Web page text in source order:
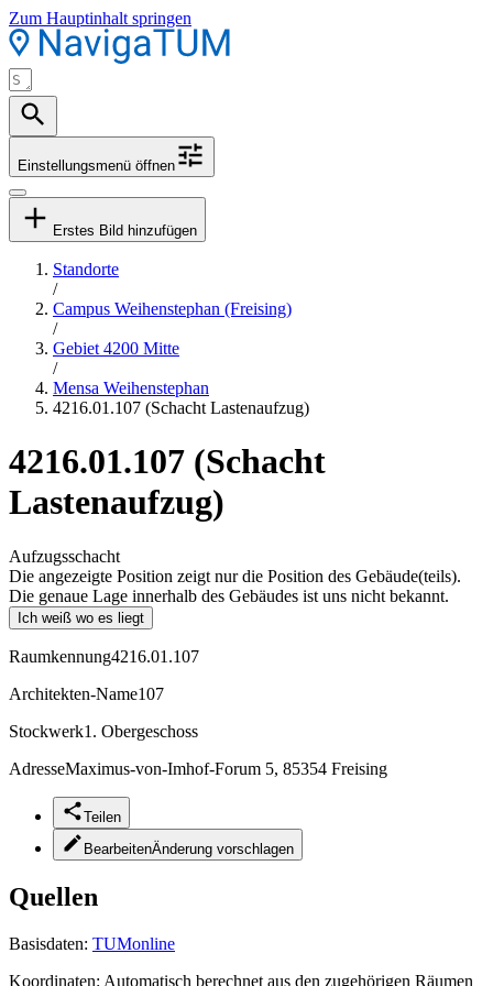
Zum Hauptinhalt springen
Einstellungsmenü öffnen
Erstes Bild hinzufügen
Standorte
/
Campus Weihenstephan (Freising)
/
Gebiet 4200 Mitte
/
Mensa Weihenstephan
4216.01.107 (Schacht Lastenaufzug)
4216.01.107 (Schacht
Lastenaufzug)
Aufzugsschacht
Die angezeigte Position zeigt nur die Position des Gebäude(teils).
Die genaue Lage innerhalb des Gebäudes ist uns nicht bekannt.
Ich weiß wo es liegt
Raumkennung4216.01.107
Architekten-Name107
Stockwerk1. Obergeschoss
AdresseMaximus-von-Imhof-Forum 5, 85354 Freising
Teilen
BearbeitenÄnderung vorschlagen
Quellen
Basisdaten: TUMonline
Koordinaten: Automatisch berechnet aus den zugehörigen Räumen